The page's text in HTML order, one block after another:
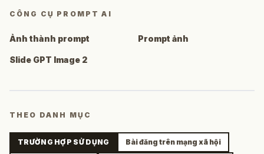
CÔNG CỤ PROMPT AI
Ảnh thành prompt Prompt ảnh
Slide GPT Image 2
THEO DANH MỤC
TRƯỜNG HỢP SỬ DỤNG Bài đăng trên mạng xã hội